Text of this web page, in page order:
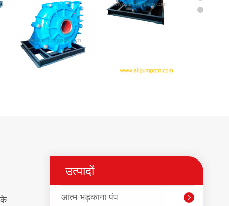
के
उत्पादों
आत्म भड़काना पंप 